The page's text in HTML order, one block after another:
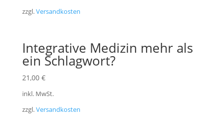
zzgl.Versandkosten
Integrative Medizin mehr als
ein Schlagwort?
21,00 €
inkl. MwSt.
zzgl.Versandkosten